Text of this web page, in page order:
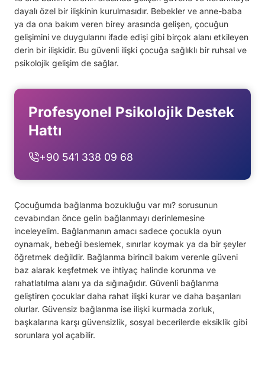
dayalı özel bir ilişkinin kurulmasıdır. Bebekler ve anne-baba
ya da ona bakım veren birey arasında gelişen, çocuğun
gelişimini ve duygularını ifade edişi gibi birçok alanı etkileyen
derin bir ilişkidir. Bu güvenli ilişki çocuğa sağlıklı bir ruhsal ve
psikolojik gelişim de sağlar.
Profesyonel Psikolojik Destek
Hattı
+90 541 338 09 68
Çocuğumda bağlanma bozukluğu var mı? sorusunun
cevabından önce gelin bağlanmayı derinlemesine
inceleyelim. Bağlanmanın amacı sadece çocukla oyun
oynamak, bebeği beslemek, sınırlar koymak ya da bir şeyler
öğretmek değildir. Bağlanma birincil bakım verenle güveni
baz alarak keşfetmek ve ihtiyaç halinde korunma ve
rahatlatılma alanı ya da sığınağıdır. Güvenli bağlanma
geliştiren çocuklar daha rahat ilişki kurar ve daha başarıları
olurlar. Güvensiz bağlanma ise ilişki kurmada zorluk,
başkalarına karşı güvensizlik, sosyal becerilerde eksiklik gibi
sorunlara yol açabilir.